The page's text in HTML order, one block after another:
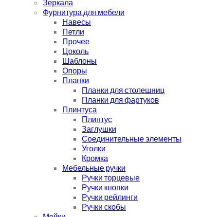
Зеркала
Фурнитура для мебели
Навесы
Петли
Прочее
Цоколь
Шаблоны
Опоры
Планки
Планки для столешниц
Планки для фартуков
Плинтуса
Плинтус
Заглушки
Соединительные элементы
Уголки
Кромка
Мебельные ручки
Ручки торцевые
Ручки кнопки
Ручки рейлинги
Ручки скобы